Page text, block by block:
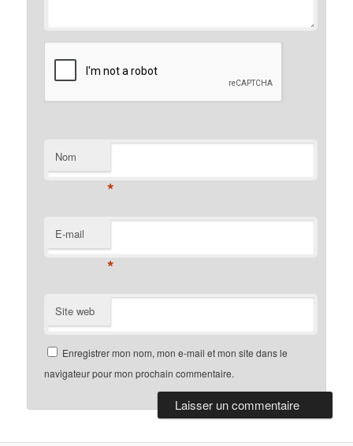
Nom
*
E-mail
*
Site web
Enregistrer mon nom, mon e-mail et mon site dans le
navigateur pour mon prochain commentaire.